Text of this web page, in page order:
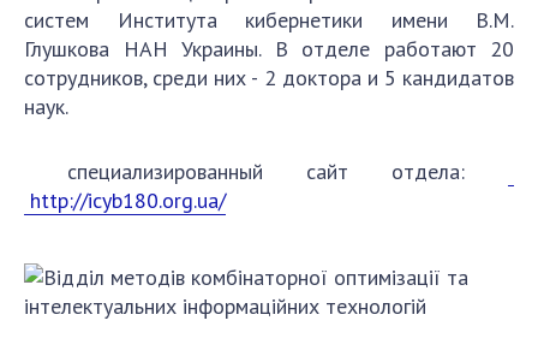
Отделение компьютерных средств и систем
Научно-информационные подразделения
сотрудники
Абитуруентам
Абитуруентам
Абитуруентам
Абитуруентам
систем Института кибернетики имени В.М.
Глушкова НАН Украины. В отделе работают 20
сотрудников, среди них - 2 доктора и 5 кандидатов
наук.
специализированный сайт отдела:
http://icyb180.org.ua/